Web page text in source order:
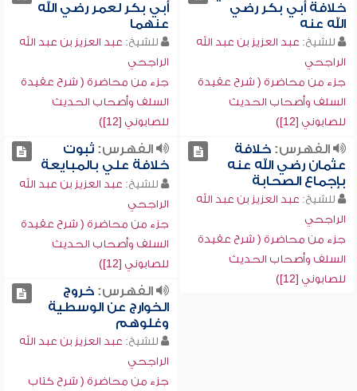
خلافة أبي بكر رضي
الله عنه
للشيخ: عبد العزيز بن عبد الله
الراجحي
جزء من محاضرة ( شرح عقيدة
السلف وأصحاب الحديث
للصابوني [12])
أبي بكر لعمر رضي الله
عنهما
للشيخ: عبد العزيز بن عبد الله
الراجحي
جزء من محاضرة ( شرح عقيدة
السلف وأصحاب الحديث
للصابوني [12])
الفهرس:خلافة
عثمان رضي الله عنه
بإجماع الصحابة
للشيخ: عبد العزيز بن عبد الله
الراجحي
جزء من محاضرة ( شرح عقيدة
السلف وأصحاب الحديث
للصابوني [12])
الفهرس:ثبوت
خلافة علي بالمبايعة
للشيخ: عبد العزيز بن عبد الله
الراجحي
جزء من محاضرة ( شرح عقيدة
السلف وأصحاب الحديث
للصابوني [12])
الفهرس:خروج
الخوارج عن الوسطية
وغلوهم
للشيخ: عبد العزيز بن عبد الله
الراجحي
جزء من محاضرة ( شرح كتاب